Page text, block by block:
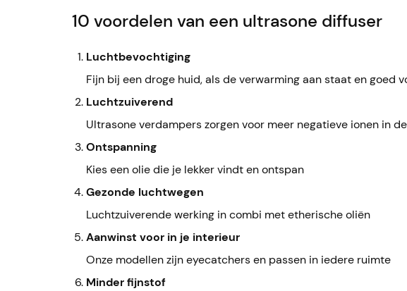
10 voordelen van een ultrasone diffuser
Luchtbevochtiging
Fijn bij een droge huid, als de verwarming aan staat en goed
Luchtzuiverend
Ultrasone verdampers zorgen voor meer negatieve ionen in
Ontspanning
Kies een olie die je lekker vindt en ontspan
Gezonde luchtwegen
Luchtzuiverende werking in combi met etherische oliën
Aanwinst voor in je interieur
Onze modellen zijn eyecatchers en passen in iedere ruimte
Minder fijnstof